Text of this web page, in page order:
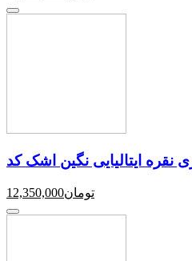
12,350,000تومان